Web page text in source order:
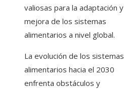
valiosas para la adaptación y
mejora de los sistemas
alimentarios a nivel global.
La evolución de los sistemas
alimentarios hacia el 2030
enfrenta obstáculos y